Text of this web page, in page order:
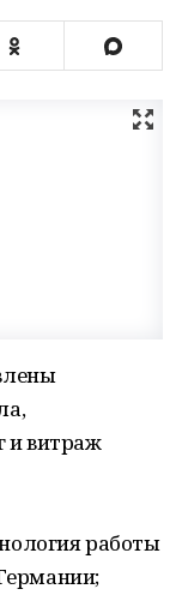
и витраж
работы